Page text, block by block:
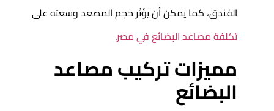
الفندق، كما يمكن أن يؤثر حجم المصعد وسعته على
تكلفة مصاعد البضائع في مصر.
مميزات تركيب مصاعد
البضائع